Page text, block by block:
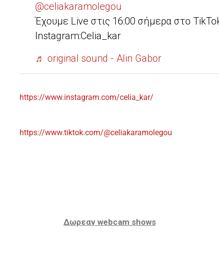
@celiakaramolegou
Έχουμε Live στις 16:00 σήμερα στο
Instagram:Celia_kar
♬ original sound - Alin Gabor
https://www.instagram.com/celia_kar/
https://www.tiktok.com/@celiakaramolegou
Δωρεαν webcam shows